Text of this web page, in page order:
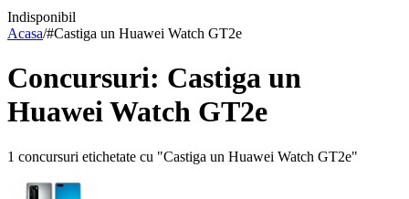
Indisponibil
Acasa/#Castiga un Huawei Watch GT2e
Concursuri: Castiga un
Huawei Watch GT2e
1 concursuri etichetate cu "Castiga un Huawei Watch GT2e"